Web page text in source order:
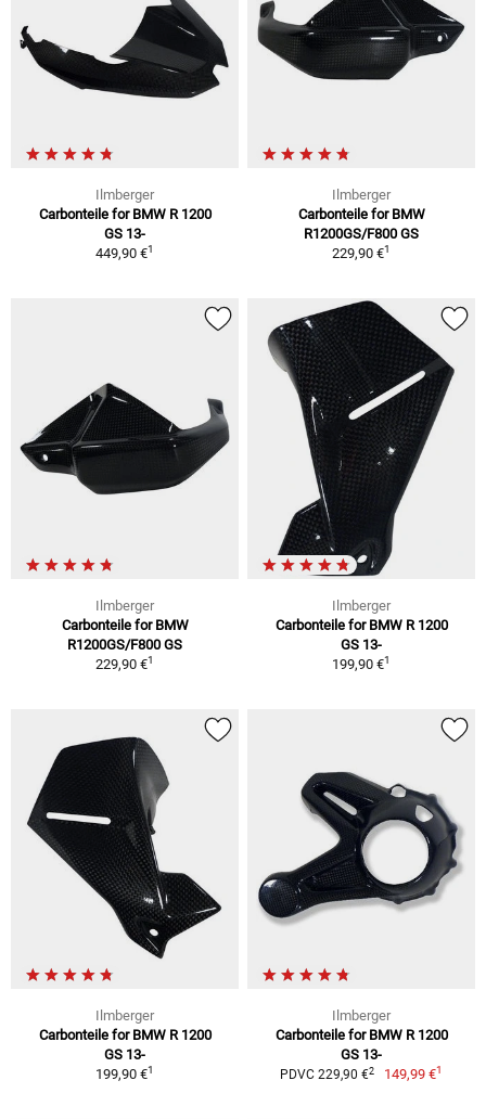
Ilmberger
Carbonteile for BMW R 1200
GS 13-
449,90 €1
Ilmberger
Carbonteile for BMW
R1200GS/F800 GS
229,90 €1
Ilmberger
Carbonteile for BMW
R1200GS/F800 GS
229,90 €1
Ilmberger
Carbonteile for BMW R 1200
GS 13-
199,90 €1
Ilmberger
Carbonteile for BMW R 1200
GS 13-
199,90 €1
Ilmberger
Carbonteile for BMW R 1200
GS 13-
PDVC 229,90 €2 149,99 €1